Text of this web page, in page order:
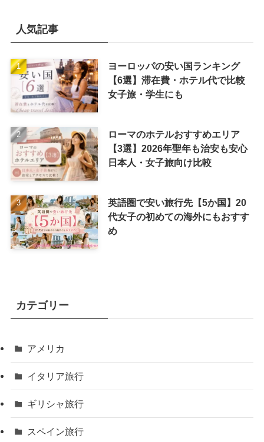
人気記事
ヨーロッパの安い国ランキング
【6選】滞在費・ホテル代で比較
女子旅・学生にも
ローマのホテルおすすめエリア
【3選】2026年聖年も治安も安心
日本人・女子旅向け比較
英語圏で安い旅行先【5か国】20
代女子の初めての海外にもおすす
め
カテゴリー
アメリカ
イタリア旅行
ギリシャ旅行
スペイン旅行